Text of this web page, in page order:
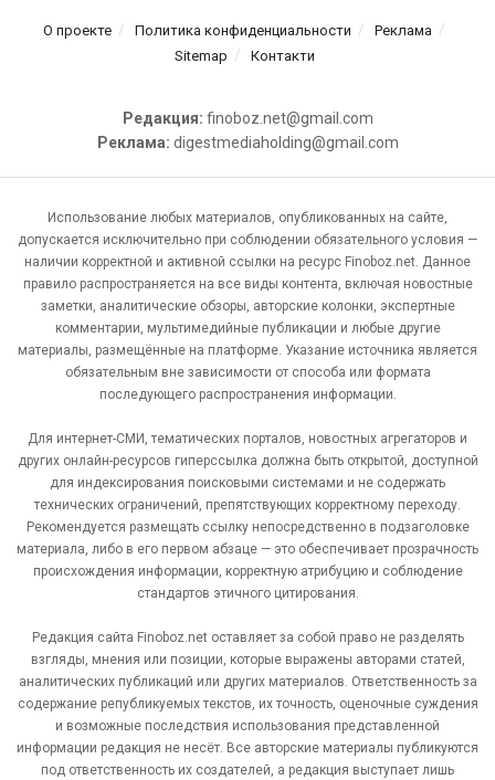
О проекте Политика конфиденциальности
Реклама
Sitemap
Контакти
Редакция: finoboz.net@gmail.com
Реклама: digestmediaholding@gmail.com
Использование любых материалов, опубликованных на сайте,
допускается исключительно при соблюдении обязательного условия —
наличии корректной и активной ссылки на ресурс Finoboz.net. Данное
правило распространяется на все виды контента, включая новостные
заметки, аналитические обзоры, авторские колонки, экспертные
комментарии, мультимедийные публикации и любые другие
материалы, размещённые на платформе. Указание источника является
обязательным вне зависимости от способа или формата
последующего распространения информации.
Для интернет-СМИ, тематических порталов, новостных агрегаторов и
других онлайн-ресурсов гиперссылка должна быть открытой, доступной
для индексирования поисковыми системами и не содержать
технических ограничений, препятствующих корректному переходу.
Рекомендуется размещать ссылку непосредственно в подзаголовке
материала, либо в его первом абзаце — это обеспечивает прозрачность
происхождения информации, корректную атрибуцию и соблюдение
стандартов этичного цитирования.
Редакция сайта Finoboz.net оставляет за собой право не разделять
взгляды, мнения или позиции, которые выражены авторами статей,
аналитических публикаций или других материалов. Ответственность за
содержание републикуемых текстов, их точность, оценочные суждения
и возможные последствия использования представленной
информации редакция не несёт. Все авторские материалы публикуются
под ответственность их создателей, а редакция выступает лишь